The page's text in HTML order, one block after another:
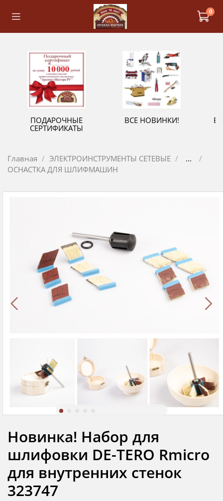
0
ПОДАРОЧНЫЕ
СЕРТИФИКАТЫ
ВСЕ НОВИНКИ!
Главная ЭЛЕКТРОИНСТРУМЕНТЫ СЕТЕВЫЕ
...
ОСНАСТКА ДЛЯ ШЛИФМАШИН
Новинка! Набор для
шлифовки DE-TERO Rmicro
для внутренних стенок
323747